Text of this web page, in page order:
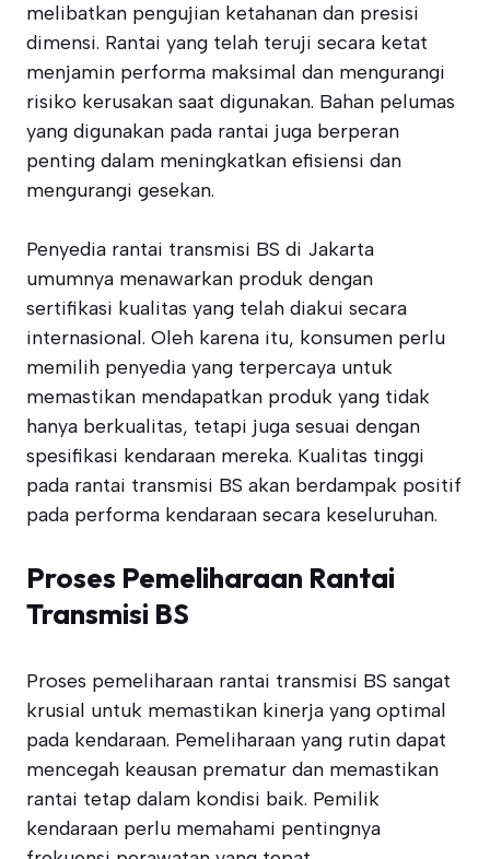
melibatkan pengujian ketahanan dan presisi
dimensi. Rantai yang telah teruji secara ketat
menjamin performa maksimal dan mengurangi
risiko kerusakan saat digunakan. Bahan pelumas
yang digunakan pada rantai juga berperan
penting dalam meningkatkan efisiensi dan
mengurangi gesekan.
Penyedia rantai transmisi BS di Jakarta
umumnya menawarkan produk dengan
sertifikasi kualitas yang telah diakui secara
internasional. Oleh karena itu, konsumen perlu
memilih penyedia yang terpercaya untuk
memastikan mendapatkan produk yang tidak
hanya berkualitas, tetapi juga sesuai dengan
spesifikasi kendaraan mereka. Kualitas tinggi
pada rantai transmisi BS akan berdampak positif
pada performa kendaraan secara keseluruhan.
Proses Pemeliharaan Rantai
Transmisi BS
Proses pemeliharaan rantai transmisi BS sangat
krusial untuk memastikan kinerja yang optimal
pada kendaraan. Pemeliharaan yang rutin dapat
mencegah keausan prematur dan memastikan
rantai tetap dalam kondisi baik. Pemilik
kendaraan perlu memahami pentingnya